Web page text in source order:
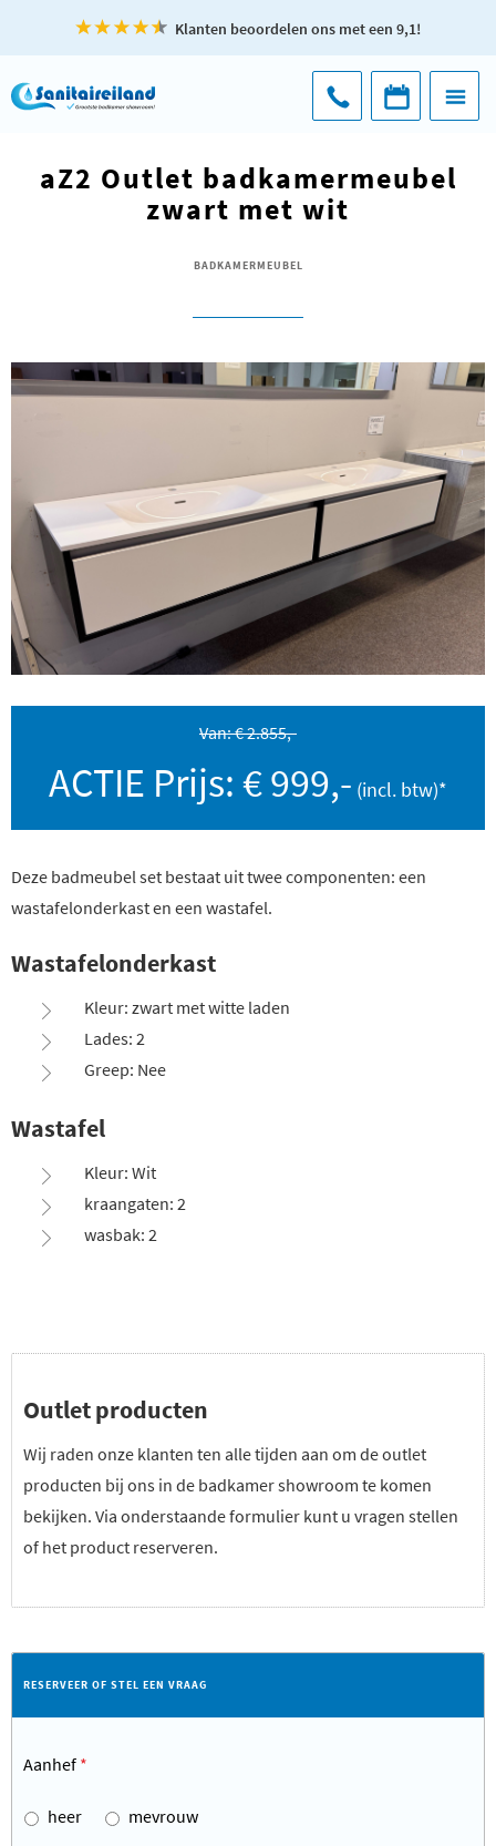
Klanten beoordelen ons met een 9,1!
aZ2 Outlet badkamermeubel
zwart met wit
BADKAMERMEUBEL
Van: € 2.855,-
ACTIE Prijs: € 999,-
Deze badmeubel set bestaat uit twee componenten: een
wastafelonderkast en een wastafel.
Wastafelonderkast
Kleur: zwart met witte laden
Lades: 2
Greep: Nee
Wastafel
Kleur: Wit
kraangaten: 2
wasbak: 2
Outlet producten
Wij raden onze klanten ten alle tijden aan om de outlet
producten bij ons in de badkamer showroom te komen
bekijken. Via onderstaande formulier kunt u vragen stellen
of het product reserveren.
RESERVEER OF STEL EEN VRAAG
Aanhef *
heer mevrouw